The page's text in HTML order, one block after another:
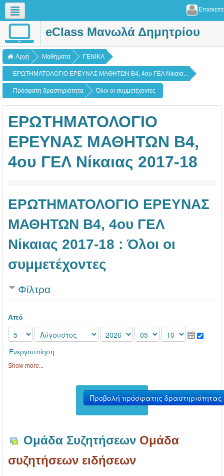
Ελληνικά (el)eClass Μανωλά Δημητρίου
Αρχή Μαθήματα ΓΕΝΙΚΑ
ΕΡΩΤΗΜΑΤΟΛΟΓΙΟ ΕΡΕΥΝΑΣ ΜΑΘΗΤΩΝ B4, 4ου ΓΕΛ Νίκαια...
Πρόσφατη δραστηριότητα Όλοι οι συμμετέχοντες
ΕΡΩΤΗΜΑΤΟΛΟΓΙΟ
ΕΡΕΥΝΑΣ ΜΑΘΗΤΩΝ B4,
4ου ΓΕΛ Νίκαιας 2017-18
ΕΡΩΤΗΜΑΤΟΛΟΓΙΟ ΕΡΕΥΝΑΣ
ΜΑΘΗΤΩΝ B4, 4ου ΓΕΛ
Νίκαιας 2017-18 : Όλοι οι
συμμετέχοντες
Φίλτρα
Από
Ενεργοποίηση
Show more...
Ομάδα Συζητήσεων Ομάδα
συζητήσεων ειδήσεων